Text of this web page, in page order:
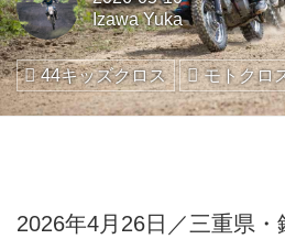
Izawa Yuka
44キッズクロス モトクロ
2026年4月26日／三重県・